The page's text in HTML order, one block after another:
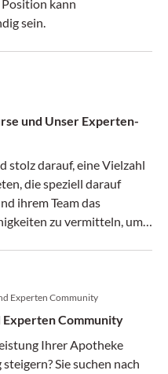
kann
sein.
und Unser Experten-
stolz darauf, eine Vielzahl
die speziell darauf
ihrem Team das
zu vermitteln, um
Experten Community
Community
Ihrer Apotheke
Sie suchen nach